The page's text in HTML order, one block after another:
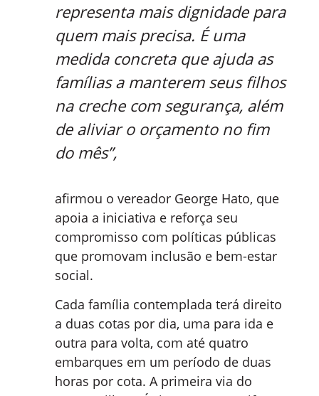
representa mais dignidade para
quem mais precisa. É uma
medida concreta que ajuda as
famílias a manterem seus filhos
na creche com segurança, além
de aliviar o orçamento no fim
do mês”,
afirmou o vereador George Hato, que
apoia a iniciativa e reforça seu
compromisso com políticas públicas
que promovam inclusão e bem-estar
social.
Cada família contemplada terá direito
a duas cotas por dia, uma para ida e
outra para volta, com até quatro
embarques em um período de duas
horas por cota. A primeira via do